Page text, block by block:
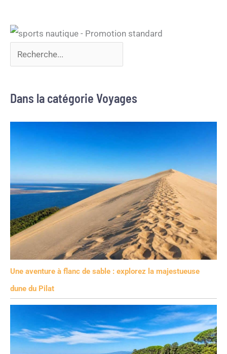
Dans la catégorie Voyages
Une aventure à flanc de sable : explorez la majestueuse
dune du Pilat